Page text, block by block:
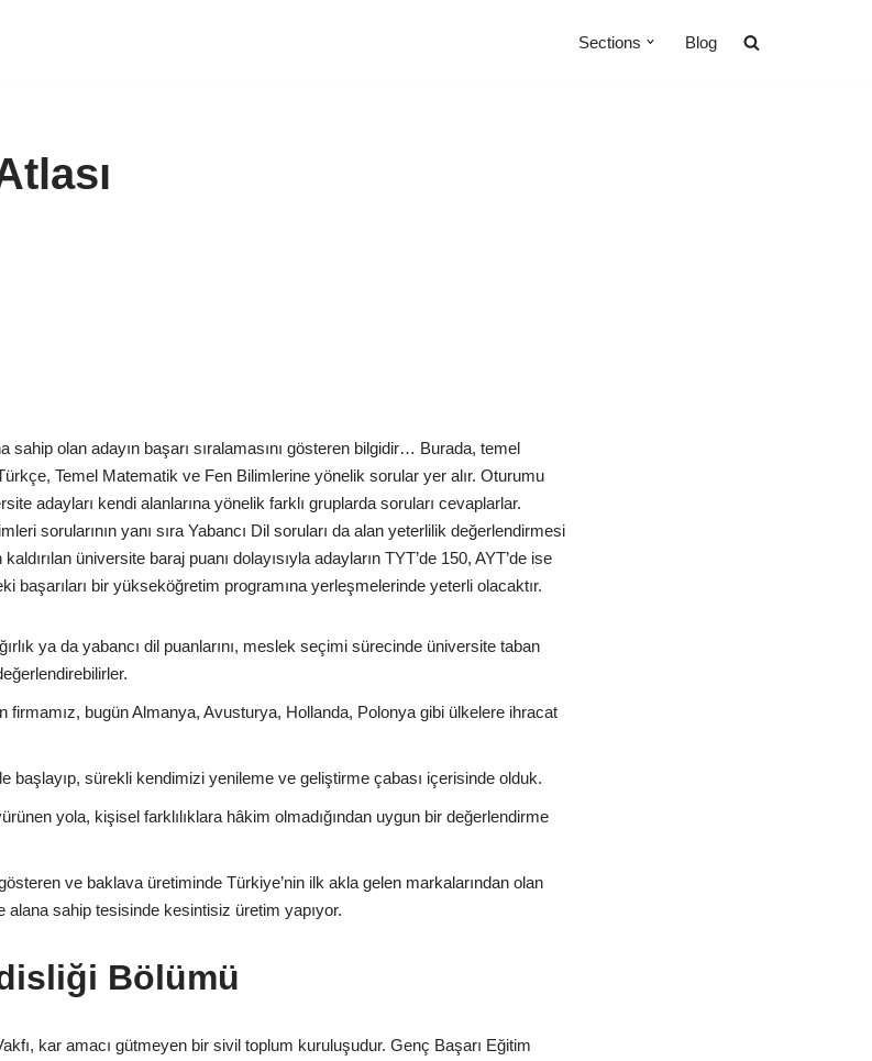
Sections Blog
sahip olan adayın başarı sıralamasını gösteren bilgidir… Burada, temel
Temel Matematik ve Fen Bilimlerine yönelik sorular yer alır. Oturumu
adayları kendi alanlarına yönelik farklı gruplarda soruları cevaplarlar.
sorularının yanı sıra Yabancı Dil soruları da alan yeterlilik değerlendirmesi
üniversite baraj puanı dolayısıyla adayların TYT’de 150, AYT’de ise
başarıları bir yükseköğretim programına yerleşmelerinde yeterli olacaktır.
ya da yabancı dil puanlarını, meslek seçimi sürecinde üniversite taban
firmamız, bugün Almanya, Avusturya, Hollanda, Polonya gibi ülkelere ihracat
başlayıp, sürekli kendimizi yenileme ve geliştirme çabası içerisinde olduk.
yola, kişisel farklılıklara hâkim olmadığından uygun bir değerlendirme
ve baklava üretiminde Türkiye’nin ilk akla gelen markalarından olan
sahip tesisinde kesintisiz üretim yapıyor.
Bölümü
kar amacı gütmeyen bir sivil toplum kuruluşudur. Genç Başarı Eğitim